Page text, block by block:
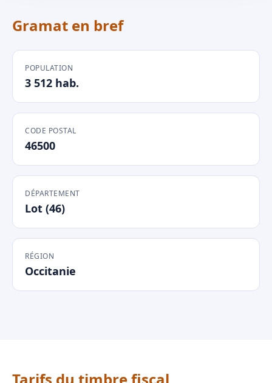
Gramat en bref
POPULATION
3 512 hab.
CODE POSTAL
46500
DÉPARTEMENT
Lot (46)
RÉGION
Occitanie